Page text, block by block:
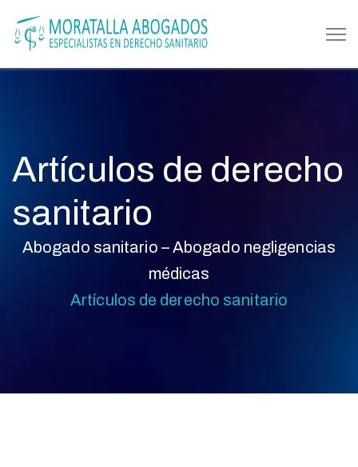
Artículos de derecho
sanitario
Abogado sanitario – Abogado negligencias
médicas
Artículos de derecho sanitario